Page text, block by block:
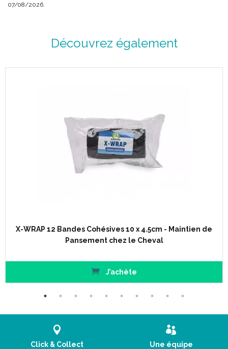
07/08/2026.
Découvrez également
X-WRAP 12 Bandes Cohésives 10 x 4.5cm - Maintien de
Pansement chez le Cheval
J’achète
Click & Collect
Une équipe